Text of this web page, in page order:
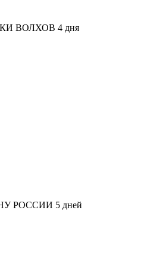
ВОЛХОВ 4 дня
РОССИИ 5 дней